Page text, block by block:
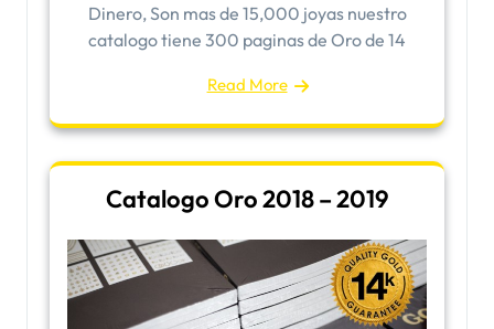
Dinero, Son mas de 15,000 joyas nuestro
catalogo tiene 300 paginas de Oro de 14
Read More
Catalogo Oro 2018 – 2019